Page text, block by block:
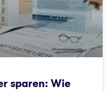
sparen: Wie